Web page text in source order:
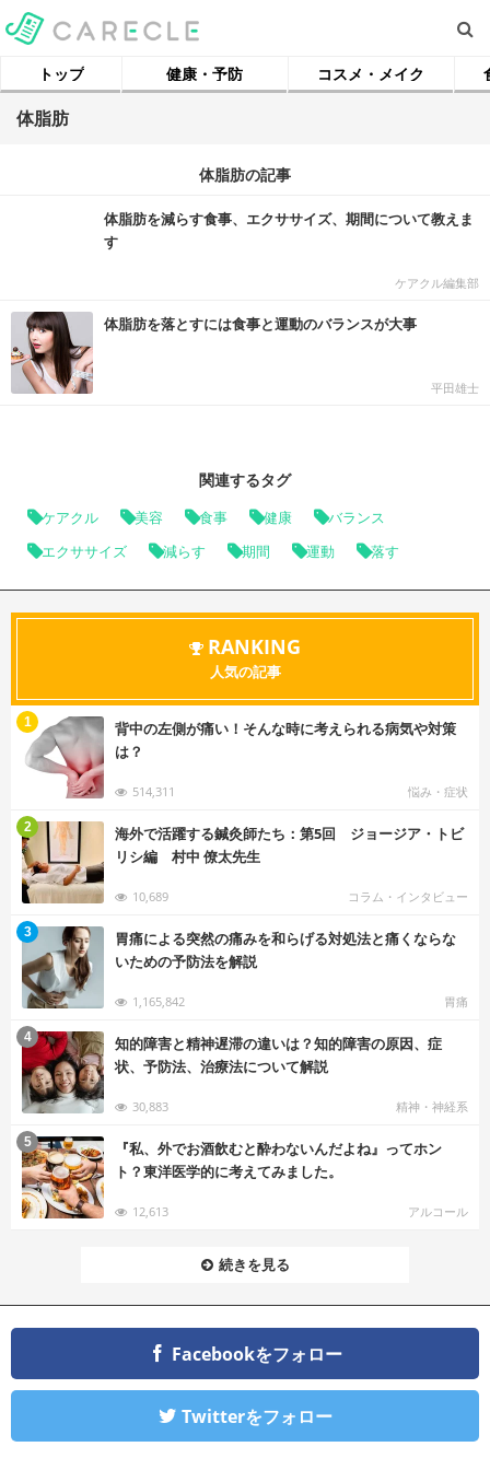
トップ 健康・予防 コスメ・メイク
体脂肪
体脂肪の記事
体脂肪を減らす食事、エクササイズ、期間について教えま
す
ケアクル編集部
体脂肪を落とすには食事と運動のバランスが大事
平田雄士
関連するタグ
ケアクル 美容 食事 健康 バランス
エクササイズ 減らす 期間 運動 落す
RANKING
人気の記事
背中の左側が痛い！そんな時に考えられる病気や対策
は？
514,311 悩み・症状
1
海外で活躍する鍼灸師たち：第5回 ジョージア・トビ
リシ編 村中 僚太先生
10,689 コラム・インタビュー
2
胃痛による突然の痛みを和らげる対処法と痛くならな
いための予防法を解説
1,165,842 胃痛
3
知的障害と精神遅滞の違いは？知的障害の原因、症
状、予防法、治療法について解説
30,883 精神・神経系
4
『私、外でお酒飲むと酔わないんだよね』ってホン
ト？東洋医学的に考えてみました。
12,613 アルコール
5
続きを見る
Facebookをフォロー
Twitterをフォロー